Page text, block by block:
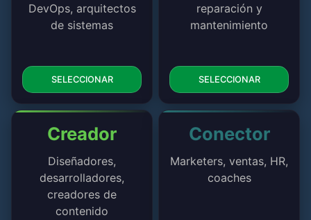
DevOps, arquitectos
de sistemas
SELECCIONAR
reparación y
mantenimiento
SELECCIONAR
Creador
Diseñadores,
desarrolladores,
creadores de
contenido
Conector
Marketers, ventas, HR,
coaches